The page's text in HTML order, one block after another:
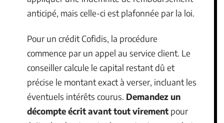
anticipé, mais celle-ci est plafonnée par la loi.
Pour un crédit Cofidis, la procédure
commence par un appel au service client. Le
conseiller calcule le capital restant dû et
précise le montant exact à verser, incluant les
éventuels intérêts courus. Demandez un
décompte écrit avant tout virement pour